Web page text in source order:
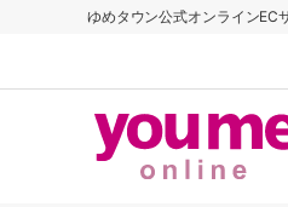
ゆめタウン公式オンラインEC